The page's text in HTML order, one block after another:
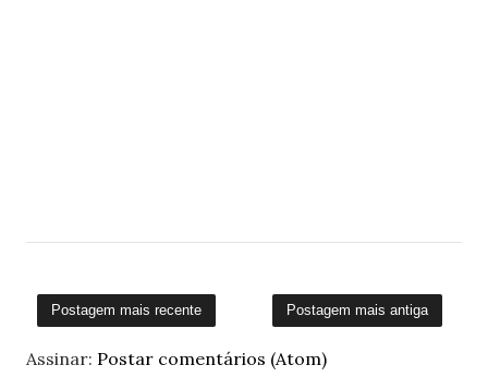
Postagem mais recente Postagem mais antiga
Assinar: Postar comentários (Atom)